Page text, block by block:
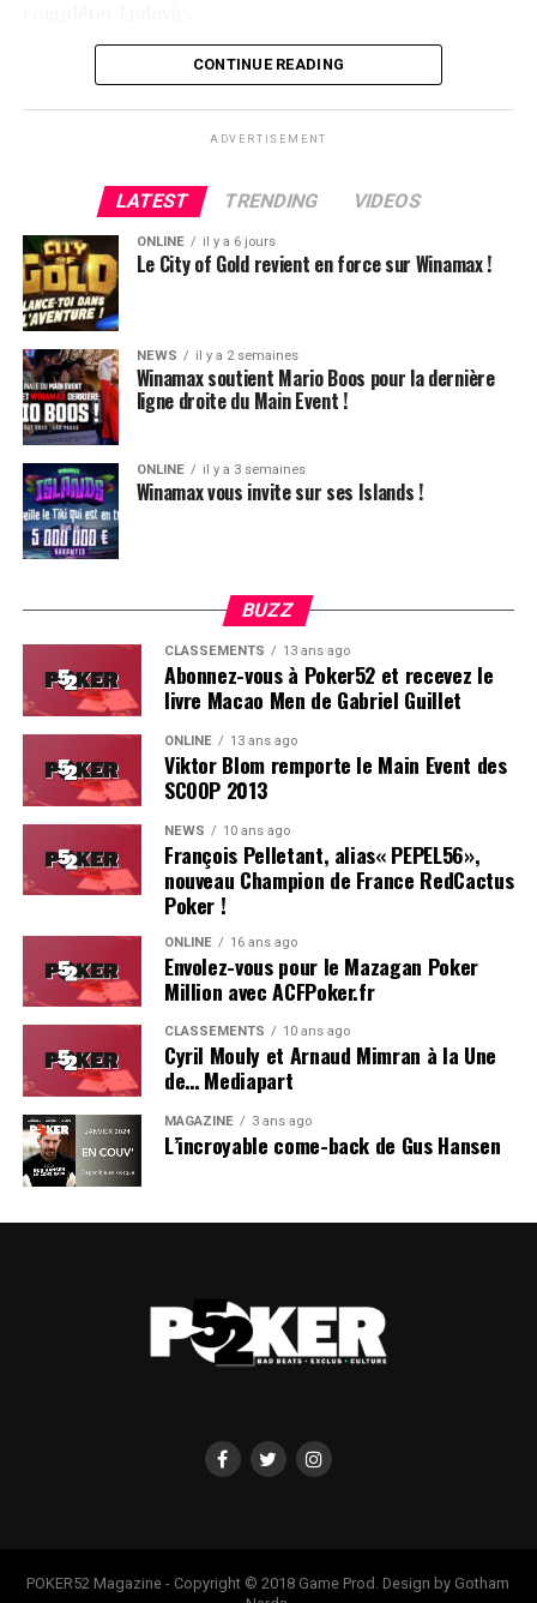
Flop QJ4. All-in de Ludovic et insta call de Logghe, avec
peine une BB, qu’il perdra le coup suivant contre le
même adversaire.
Ludovic Soleau sort donc à la troisième place, pour un
joli gain de 15720€ !
Place au heads-up final.
Soleau à gauche, sorti par Logghe au centre
CONTINUE READING
ADVERTISEMENT
LATEST TRENDING VIDEOS
ONLINE il y a 6 jours
Le City of Gold revient en force sur Winamax !
NEWS il y a 2 semaines
Winamax soutient Mario Boos pour la dernière
ligne droite du Main Event !
ONLINE il y a 3 semaines
Winamax vous invite sur ses Islands !
BUZZ
CLASSEMENTS 13 ans ago
Abonnez-vous à Poker52 et recevez le
livre Macao Men de Gabriel Guillet
ONLINE 13 ans ago
Viktor Blom remporte le Main Event des
SCOOP 2013
NEWS 10 ans ago
François Pelletant, alias« PEPEL56»,
nouveau Champion de France RedCactus
Poker !
ONLINE 16 ans ago
Envolez-vous pour le Mazagan Poker
Million avec ACFPoker.fr
CLASSEMENTS 10 ans ago
Cyril Mouly et Arnaud Mimran à la Une
de… Mediapart
MAGAZINE 3 ans ago
L’incroyable come-back de Gus Hansen
POKER52 Magazine - Copyright © 2018 Game Prod. Design by Gotham